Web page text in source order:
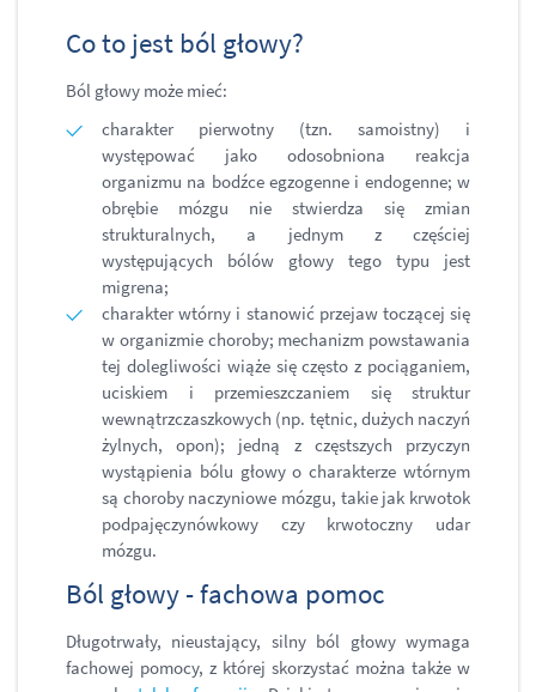
Co to jest ból głowy?
Ból głowy może mieć:
charakter pierwotny (tzn. samoistny) i
występować jako odosobniona reakcja
organizmu na bodźce egzogenne i endogenne; w
obrębie mózgu nie stwierdza się zmian
strukturalnych, a jednym z częściej
występujących bólów głowy tego typu jest
migrena;
charakter wtórny i stanowić przejaw toczącej się
w organizmie choroby; mechanizm powstawania
tej dolegliwości wiąże się często z pociąganiem,
uciskiem i przemieszczaniem się struktur
wewnątrzczaszkowych (np. tętnic, dużych naczyń
żylnych, opon); jedną z częstszych przyczyn
wystąpienia bólu głowy o charakterze wtórnym
są choroby naczyniowe mózgu, takie jak krwotok
podpajęczynówkowy czy krwotoczny udar
mózgu.
Ból głowy - fachowa pomoc
Długotrwały, nieustający, silny ból głowy wymaga
fachowej pomocy, z której skorzystać można także w